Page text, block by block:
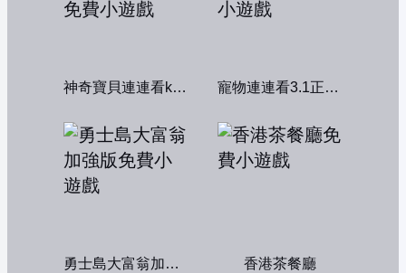
神奇寶貝連連看kawai版2004 寵物連連看3.1正式版
勇士島大富翁加強版 香港茶餐廳